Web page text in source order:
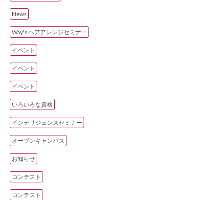
News
Way's ヘアアレンジセミナー
イベント
イベント
イベント
いろいろな資格
インテリジェンスセミナー
オープンキャンパス
お知らせ
コンテスト
コンテスト